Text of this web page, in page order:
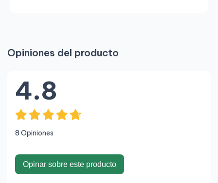
Opiniones del producto
4.8
8 Opiniones
Opinar sobre este producto